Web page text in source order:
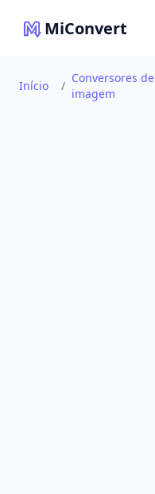
MiConvert
Início /
Conversores de
imagem